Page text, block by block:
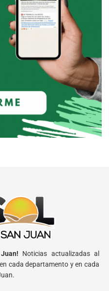
Noticias actualizadas al
cada departamento y en cada